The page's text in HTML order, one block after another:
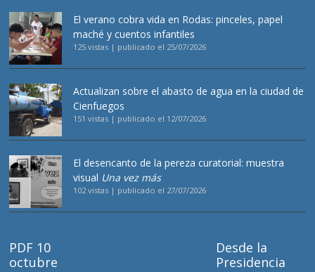
El verano cobra vida en Rodas: pinceles, papel
maché y cuentos infantiles
125 vistas | publicado el 25/07/2026
Actualizan sobre el abasto de agua en la ciudad de
Cienfuegos
151 vistas | publicado el 12/07/2026
El desencanto de la pereza curatorial: muestra
visual Una vez más
102 vistas | publicado el 27/07/2026
PDF 10
octubre
Desde la
Presidencia